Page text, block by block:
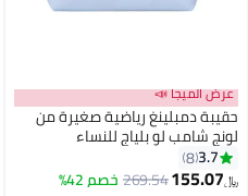
عرض الميجا 📣
حقيبة دمبلينغ رياضية صغيرة من
لونج شامب لو بلياج للنساء
3.7
8
﷼‏155.07
269.54خصم 42%